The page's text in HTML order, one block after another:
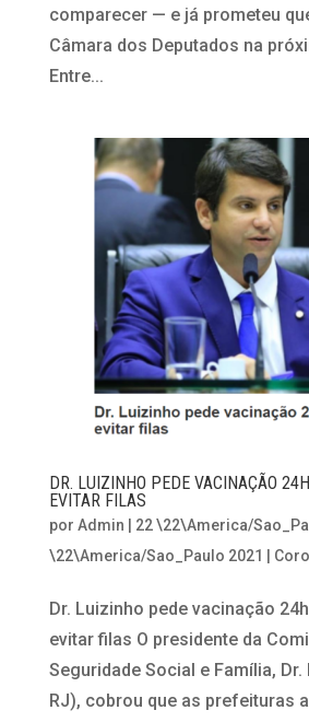
comparecer — e já prometeu
Câmara dos Deputados na
Entre...
DR. LUIZINHO PEDE VACINAÇÃO
EVITAR FILAS
por Admin
22 \22\America/
\22\America/Sao_Paulo 2021
Dr. Luizinho pede vacinação
evitar filas O presidente da
Seguridade Social e Família, Dr.
RJ), cobrou que as prefeituras